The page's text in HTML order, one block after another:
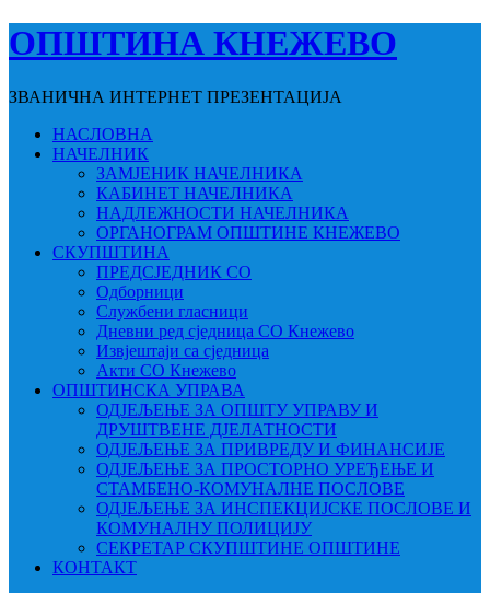
ОПШТИНА КНЕЖЕВО
ЗВАНИЧНА ИНТЕРНЕТ ПРЕЗЕНТАЦИЈА
НАСЛОВНА
НАЧЕЛНИК
ЗАМЈЕНИК НАЧЕЛНИКА
КАБИНЕТ НАЧЕЛНИКА
НАДЛЕЖНОСТИ НАЧЕЛНИКА
ОРГАНОГРАМ ОПШТИНЕ КНЕЖЕВО
СКУПШТИНА
ПРЕДСЈЕДНИК СО
Одборници
Службени гласници
Дневни ред сједница СО Кнежево
Извјештаји са сједница
Акти СО Кнежево
ОПШТИНСКА УПРАВА
ОДЈЕЉЕЊЕ ЗА ОПШТУ УПРАВУ И
ДРУШТВЕНЕ ДЈЕЛАТНОСТИ
ОДЈЕЉЕЊЕ ЗА ПРИВРЕДУ И ФИНАНСИЈЕ
ОДЈЕЉЕЊЕ ЗА ПРОСТОРНО УРЕЂЕЊЕ И
СТАМБЕНО-КОМУНАЛНЕ ПОСЛОВЕ
ОДЈЕЉЕЊЕ ЗА ИНСПЕКЦИЈСКЕ ПОСЛОВЕ И
КОМУНАЛНУ ПОЛИЦИЈУ
СЕКРЕТАР СКУПШТИНЕ ОПШТИНЕ
КОНТАКТ